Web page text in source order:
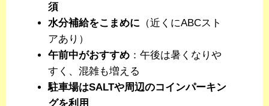
須
水分補給をこまめに （近くにABCスト
アあり）
午前中がおすすめ ：午後は暑くなりや
すく、混雑も増える
駐車場はSALTや周辺のコインパーキン
グを利用